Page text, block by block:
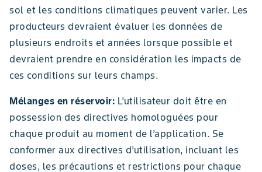
sol et les conditions climatiques peuvent varier. Les
producteurs devraient évaluer les données de
plusieurs endroits et années lorsque possible et
devraient prendre en considération les impacts de
ces conditions sur leurs champs.
Mélanges en réservoir: L’utilisateur doit être en
possession des directives homologuées pour
chaque produit au moment de l’application. Se
conformer aux directives d’utilisation, incluant les
doses, les précautions et restrictions pour chaque